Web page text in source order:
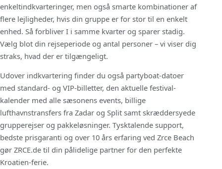
enkeltindkvarteringer, men også smarte kombinationer af
flere lejligheder, hvis din gruppe er for stor til en enkelt
enhed. Så forbliver I i samme kvarter og sparer stadig.
Vælg blot din rejseperiode og antal personer – vi viser dig
straks, hvad der er tilgængeligt.
Udover indkvartering finder du også partyboat-datoer
med standard- og VIP-billetter, den aktuelle festival-
kalender med alle sæsonens events, billige
lufthavnstransfers fra Zadar og Split samt skræddersyede
grupperejser og pakkeløsninger. Tysktalende support,
bedste prisgaranti og over 10 års erfaring ved Zrce Beach
gør ZRCE.de til din pålidelige partner for den perfekte
Kroatien-ferie.